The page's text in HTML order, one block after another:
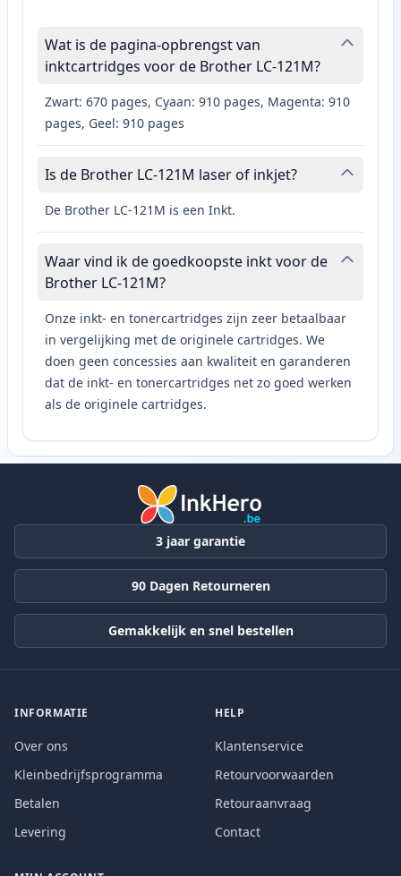
Wat is de pagina-opbrengst van
inktcartridges voor de Brother LC-121M?
Zwart: 670 pages, Cyaan: 910 pages, Magenta: 910
pages, Geel: 910 pages
Is de Brother LC-121M laser of inkjet?
De Brother LC-121M is een Inkt.
Waar vind ik de goedkoopste inkt voor de
Brother LC-121M?
Onze inkt- en tonercartridges zijn zeer betaalbaar
in vergelijking met de originele cartridges. We
doen geen concessies aan kwaliteit en garanderen
dat de inkt- en tonercartridges net zo goed werken
als de originele cartridges.
3 jaar garantie
90 Dagen Retourneren
Gemakkelijk en snel bestellen
INFORMATIE
Over ons
Kleinbedrijfsprogramma
Betalen
Levering
HELP
Klantenservice
Retourvoorwaarden
Retouraanvraag
Contact